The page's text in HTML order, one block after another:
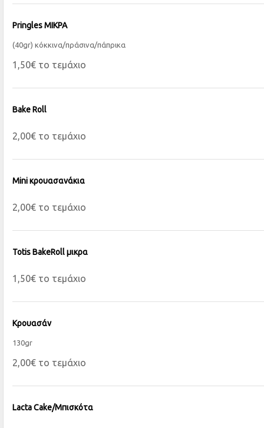
Pringles ΜΙΚΡΑ
(40gr) κόκκινα/πράσινα/πάπρικα
1,50€ το τεμάχιο
Bake Roll
2,00€ το τεμάχιο
Mini κρουασανάκια
2,00€ το τεμάχιο
Totis BakeRoll μικρα
1,50€ το τεμάχιο
Κρουασάν
130gr
2,00€ το τεμάχιο
Lacta Cake/Μπισκότα